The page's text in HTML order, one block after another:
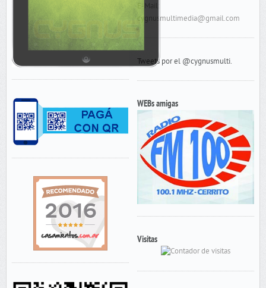
E-Mail:
cygnusmultimedia@gmail.com
Tweets por el @cygnusmulti.
WEBs amigas
Visitas